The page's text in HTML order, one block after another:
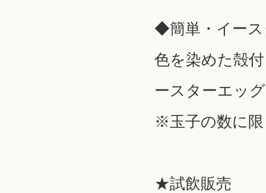
◆簡単・イー
色を染めた殻
ースターエッ
※玉子の数に
★試飲販売